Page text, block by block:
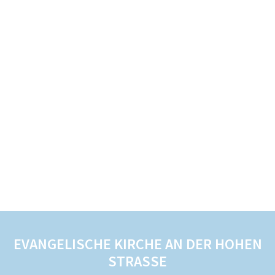
EVANGELISCHE KIRCHE AN DER HOHEN
STRASSE